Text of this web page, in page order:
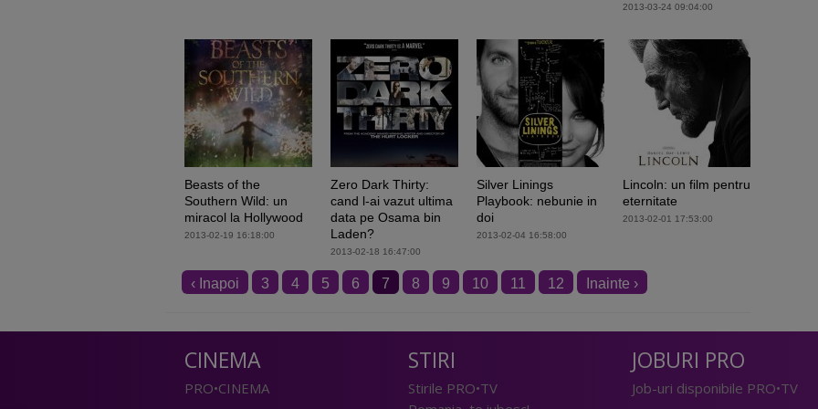
2013-03-24 09:04:00
Beasts of the
Southern Wild: un
miracol la Hollywood
2013-02-19 16:18:00
Zero Dark Thirty:
cand l-ai vazut ultima
data pe Osama bin
Laden?
2013-02-18 16:47:00
Silver Linings
Playbook: nebunie in
doi
2013-02-04 16:58:00
Lincoln: un film pentru
eternitate
2013-02-01 17:53:00
‹ Inapoi 3 4 5 6 7 8 9 10 11 12 Inainte ›
CINEMA
PRO•CINEMA
STIRI
Stirile PRO•TV
JOBURI PRO
Job-uri disponibile PRO•TV